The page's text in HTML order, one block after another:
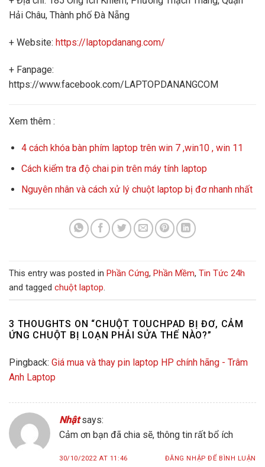
Hải Châu, Thành phố Đà Nẵng
+ Website: https://laptopdanang.com/
+ Fanpage:
https://www.facebook.com/LAPTOPDANANGCOM
Xem thêm :
4 cách khóa bàn phím laptop trên win 7 ,win10 , win 11
Cách kiểm tra độ chai pin trên máy tính laptop
Nguyên nhân và cách xử lý chuột laptop bị đơ nhanh nhất
This entry was posted in Phần Cứng, Phần Mềm, Tin Tức 24h
and tagged chuột laptop
3 THOUGHTS ON “CHUỘT TOUCHPAD BỊ ĐƠ, CẢM
ỨNG CHUỘT BỊ LOẠN PHẢI SỬA THẾ NÀO?”
Pingback: Giá mua và thay pin laptop HP chính hãng - Trâm
Anh Laptop
Nhật says:
Cảm ơn bạn đã chia sẽ, thông tin rất bổ ích
30/10/2022 AT 11:46 ĐĂNG NHẬP ĐỂ BÌNH LUẬN